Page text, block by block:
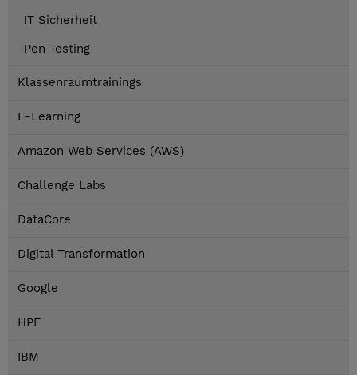
IT Sicherheit
Pen Testing
Klassenraumtrainings
E-Learning
Amazon Web Services (AWS)
Challenge Labs
DataCore
Digital Transformation
Google
HPE
IBM